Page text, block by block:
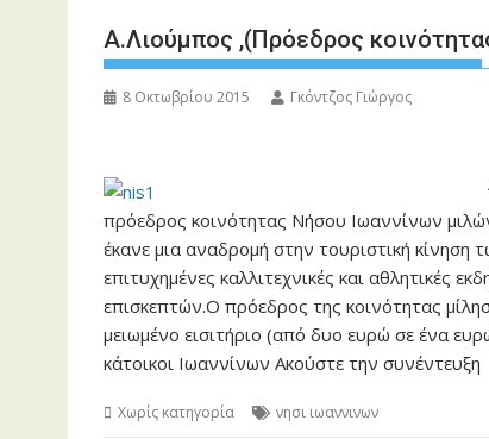
Α.Λιούμπος ,(Πρόεδρος
8 Οκτωβρίου 2015 Γκόντζος Γιώργος
πρόεδρος κοινότητας Νήσου Ιωαννίνων
έκανε μια αναδρομή στην τουριστική
επιτυχημένες καλλιτεχνικές και αθλητικές
επισκεπτών.Ο πρόεδρος της κοινότητας
μειωμένο εισιτήριο (από δυο ευρώ σε ένα
κάτοικοι Ιωαννίνων Ακούστε την συνέντευξη
Χωρίς κατηγορία νησι ιωαννινων